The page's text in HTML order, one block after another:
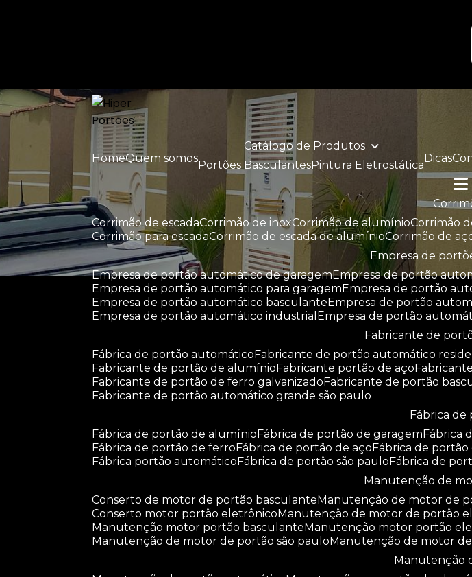
Home Quem somos
Catálogo de Produtos
Portões Basculantes
Pintura Eletrostática
Dicas
corrimão de escada corrimão de inox corrimão de alumínio corrimão
corrimão para escada corrimão de escada de alumínio corrimão de
empresa de
empresa de portão automático de garagem empresa de portão
empresa de portão automático para garagem
empresa de portão
empresa de portão automático basculante
empresa de portão
empresa de portão automático industrial
empresa de portão
fabricante de
fábrica de portão automático
fabricante de portão automático
fabricante de portão de alumínio
fabricante portão de aço
fabricante de portão de ferro galvanizado
fabricante de portão
fabricante de portão automático grande são paulo
fábrica de
fábrica de portão de alumínio
fábrica de portão de garagem fábrica
fábrica de portão de ferro
fábrica de portão de aço fábrica de
fábrica portão automático
fábrica de portão são paulo
fábrica de
manutenção de
conserto de motor de portão basculante
manutenção de motor de
conserto motor portão eletrônico
manutenção de motor de portão
manutenção motor portão basculante
manutenção motor portão
manutenção de motor de portão são paulo
manutenção de motor
manutenção